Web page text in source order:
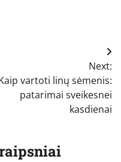
Next:
vartoti linų sėmenis:
patarimai sveikesnei
kasdienai